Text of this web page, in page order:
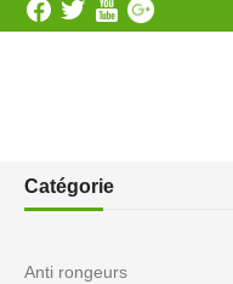
Catégorie
Anti rongeurs